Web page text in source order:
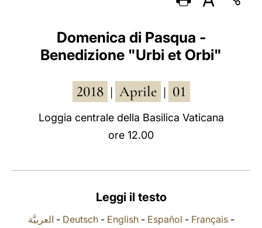
PORTUGUÊS
DEUTSCH
中文
Domenica di Pasqua -
Benedizione "Urbi et Orbi"
2018 Aprile 01
Loggia centrale della Basilica Vaticana
ore 12.00
Leggi il testo
العربيَّة - Deutsch- English- Español - Français-